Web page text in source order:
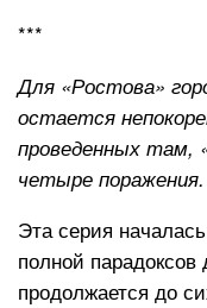
***
Для «Ростова»
остается
проведенных там,
четыре поражения.
Эта серия
полной парадоксов
продолжается до